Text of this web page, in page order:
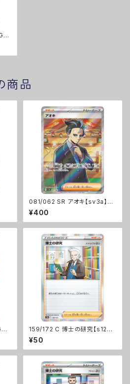
レ
商品
081/062 SR アオキ【sv3a】G
レギュ
¥400
159/172 C 博士の研究【s12a】
Fレギュ
¥50